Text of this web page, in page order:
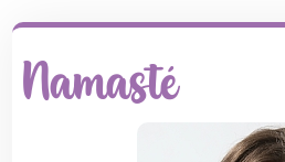
Namasté